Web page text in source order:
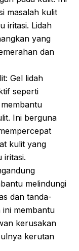
masalah kulit
iritasi. Lidah
yang
dan
Gel lidah
seperti
Ini berguna
kulit yang
iritasi.
melindungi
dan tanda-
ini membantu
kerusakan
kerutan